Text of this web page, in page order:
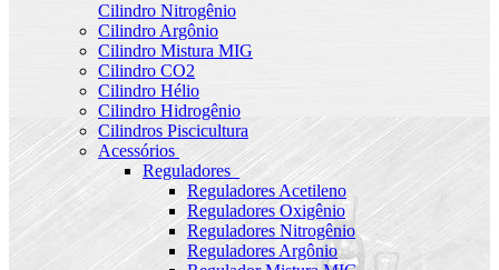
Cilindro Nitrogênio
Cilindro Argônio
Cilindro Mistura MIG
Cilindro CO2
Cilindro Hélio
Cilindro Hidrogênio
Cilindros Piscicultura
Acessórios
Reguladores
Reguladores Acetileno
Reguladores Oxigênio
Reguladores Nitrogênio
Reguladores Argônio